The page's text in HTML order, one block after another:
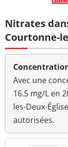
Nitrates
Courtonne-
Avec une
16.5 mg/L en
les-Deux-
autorisées.